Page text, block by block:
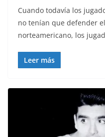
Cuando todavía los
no tenían que defender
norteamericano, los
Leer más